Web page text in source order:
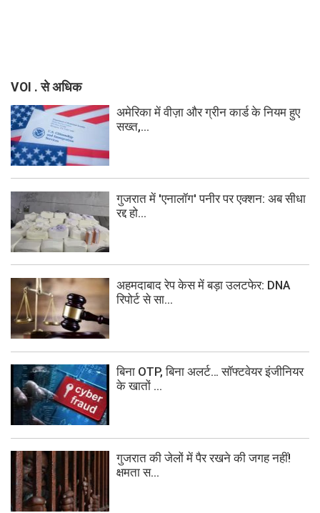
VOI . से अधिक
अमेरिका में वीज़ा और ग्रीन कार्ड के नियम हुए
सख्त,...
गुजरात में 'एनालॉग' पनीर पर एक्शन: अब सीधा
रद्द हो...
अहमदाबाद रेप केस में बड़ा उलटफेर: DNA
रिपोर्ट से सा...
बिना OTP, बिना अलर्ट… सॉफ्टवेयर इंजीनियर
के खातों ...
गुजरात की जेलों में पैर रखने की जगह नहीं!
क्षमता स...